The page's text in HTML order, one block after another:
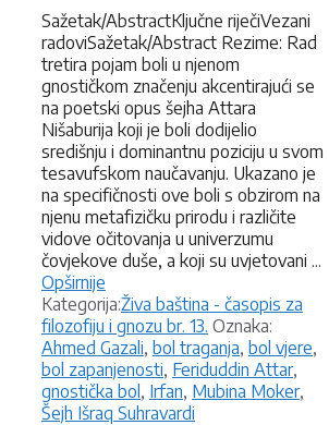
Sažetak/AbstractKljučne riječiVezani
radoviSažetak/Abstract Rezime: Rad
tretira pojam boli u njenom
gnostičkom značenju akcentirajući se
na poetski opus šejha Attara
Nišaburija koji je boli dodijelio
središnju i dominantnu poziciju u svom
tesavufskom naučavanju. Ukazano je
na specifičnosti ove boli s obzirom na
njenu metafizičku prirodu i različite
vidove očitovanja u univerzumu
čovjekove duše, a koji su uvjetovani ...
Opširnije
Kategorija:Kategorije
Živa baština - časopis za
filozofiju i gnozu br. 13. Oznaka:
Ahmed Gazali, bol traganja, bol vjere,
bol zapanjenosti, Feriduddin Attar,
gnostička bol, Irfan, Mubina Moker,
Šejh Išraq Suhravardi